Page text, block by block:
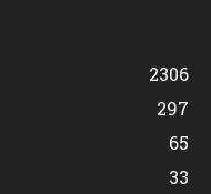
2306
297
65
33